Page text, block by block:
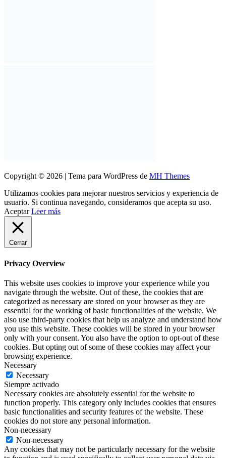
Copyright © 2026 | Tema para WordPress de MH Themes
Utilizamos cookies para mejorar nuestros servicios y experiencia de
usuario. Si continua navegando, consideramos que acepta su uso.
Aceptar Leer más
Cerrar
Privacy Overview
This website uses cookies to improve your experience while you
navigate through the website. Out of these, the cookies that are
categorized as necessary are stored on your browser as they are
essential for the working of basic functionalities of the website. We
also use third-party cookies that help us analyze and understand how
you use this website. These cookies will be stored in your browser
only with your consent. You also have the option to opt-out of these
cookies. But opting out of some of these cookies may affect your
browsing experience.
Necessary
Necessary
Siempre activado
Necessary cookies are absolutely essential for the website to
function properly. This category only includes cookies that ensures
basic functionalities and security features of the website. These
cookies do not store any personal information.
Non-necessary
Non-necessary
Any cookies that may not be particularly necessary for the website